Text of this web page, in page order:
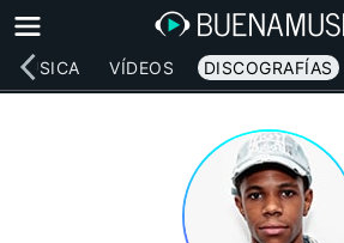
MÚSICA VÍDEOS DISCOGRAFÍAS